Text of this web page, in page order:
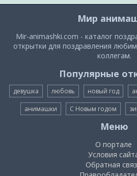
Мир
Mir-animashki.com - каталог
открытки для поздравления
коллегам.
Популярные
девушка любовь новый год
анимашки С Новым годом
Меню
О портале
Условия
Обратная